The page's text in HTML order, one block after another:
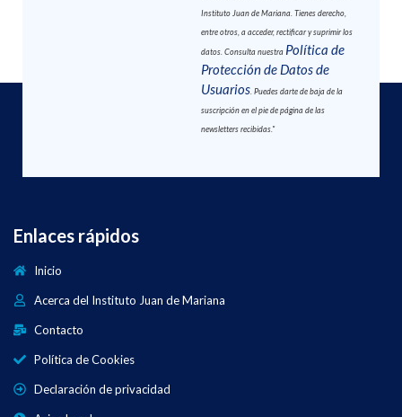
Instituto Juan de Mariana. Tienes derecho,
entre otros, a acceder, rectificar y suprimir los
datos. Consulta nuestra Política de
Protección de Datos de
Usuarios . Puedes darte de baja de la
suscripción en el pie de página de las
newsletters recibidas."
Enlaces rápidos
Inicio
Acerca del Instituto Juan de Mariana
Contacto
Política de Cookies
Declaración de privacidad